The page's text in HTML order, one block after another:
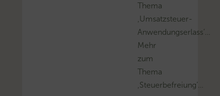
Thema
‚Umsatzsteuer-
Anwendungserlass’…
Mehr
zum
Thema
‚Steuerbefreiung’…